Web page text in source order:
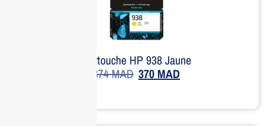
Cartouche HP 938 Jaune
374MAD 370 MAD